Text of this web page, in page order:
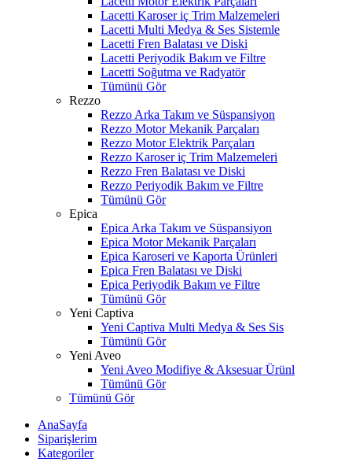
Lacetti Karoser iç Trim Malzemeleri
Lacetti Multi Medya & Ses Sistemle
Lacetti Fren Balatası ve Diski
Lacetti Periyodik Bakım ve Filtre
Lacetti Soğutma ve Radyatör
Tümünü Gör
Rezzo
Rezzo Arka Takım ve Süspansiyon
Rezzo Motor Mekanik Parçaları
Rezzo Motor Elektrik Parçaları
Rezzo Karoser iç Trim Malzemeleri
Rezzo Fren Balatası ve Diski
Rezzo Periyodik Bakım ve Filtre
Tümünü Gör
Epica
Epica Arka Takım ve Süspansiyon
Epica Motor Mekanik Parçaları
Epica Karoseri ve Kaporta Ürünleri
Epica Fren Balatası ve Diski
Epica Periyodik Bakım ve Filtre
Tümünü Gör
Yeni Captiva
Yeni Captiva Multi Medya & Ses Sis
Tümünü Gör
Yeni Aveo
Yeni Aveo Modifiye & Aksesuar Ürünl
Tümünü Gör
Tümünü Gör
AnaSayfa
Siparişlerim
Kategoriler